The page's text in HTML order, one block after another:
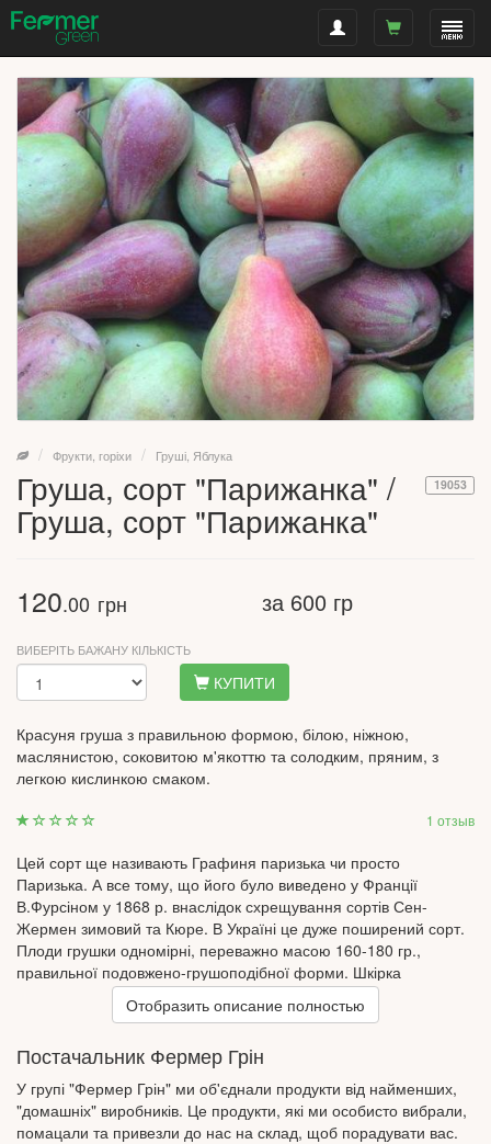
Фрукти, горіхи Груші, Яблука
19053
Груша, сорт "Парижанка" /
Груша, сорт "Парижанка"
120.00 грн за 600 гр
ВИБЕРІТЬ БАЖАНУ КІЛЬКІСТЬ
КУПИТИ
Красуня груша з правильною формою, білою, ніжною,
маслянистою, соковитою м'якоттю та солодким, пряним, з
легкою кислинкою смаком.
1 отзыв
Цей сорт ще називають Графиня паризька чи просто
Паризька. А все тому, що його було виведено у Франції
В.Фурсіном у 1868 р. внаслідок схрещування сортів Сен-
Жермен зимовий та Кюре. В Україні це дуже поширений сорт.
Плоди грушки одномірні, переважно масою 160-180 гр.,
правильної подовжено-грушоподібної форми. Шкірка
слабодушна, товста і щільна, зеленувато-жовто-сіра з
крапками, прожилками і цятками, розкиданими по всьому
а іржаві ділянки набувають червоно-бурого відтінку. М'якуш
білий, ніжний, маслянистий і соковитий, солодкий з легкою
кислинкою, пряний - одним словом смак відмінний!
Отобразить описание полностью
Постачальник Фермер Грін
У групі "Фермер Грін" ми об'єднали продукти від найменших,
"домашніх" виробників. Це продукти, які ми особисто вибрали,
помацали та привезли до нас на склад, щоб порадувати вас.